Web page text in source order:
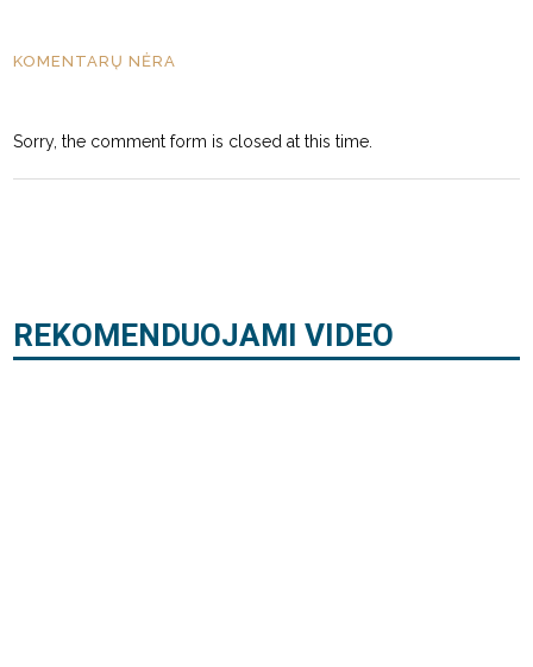
KOMENTARŲ NĖRA
Sorry, the comment form is closed at this time.
REKOMENDUOJAMI VIDEO